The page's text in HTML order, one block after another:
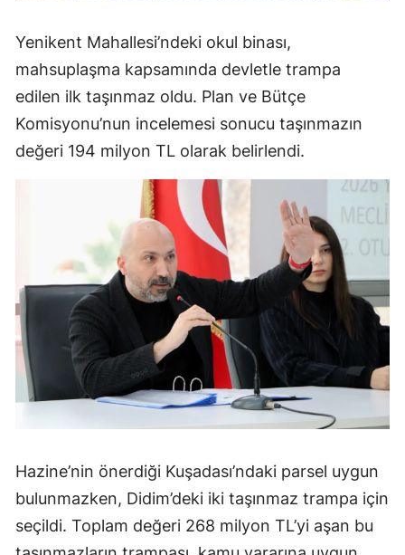
Yenikent Mahallesi’ndeki okul binası,
mahsuplaşma kapsamında devletle trampa
edilen ilk taşınmaz oldu. Plan ve Bütçe
Komisyonu’nun incelemesi sonucu taşınmazın
değeri 194 milyon TL olarak belirlendi.
Hazine’nin önerdiği Kuşadası’ndaki parsel uygun
bulunmazken, Didim’deki iki taşınmaz trampa için
seçildi. Toplam değeri 268 milyon TL’yi aşan bu